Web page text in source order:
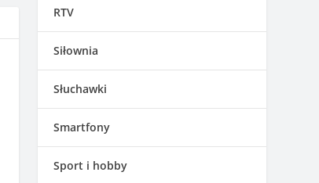
RTV
Siłownia
Słuchawki
Smartfony
Sport i hobby